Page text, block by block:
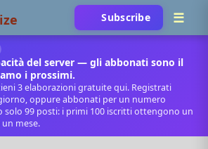
Subscribe
del server — gli abbonati sono il
i prossimi.
3 elaborazioni gratuite qui. Registrati
oppure abbonati per un numero
solo 99 posti: i primi 100 iscritti ottengono un
mese.